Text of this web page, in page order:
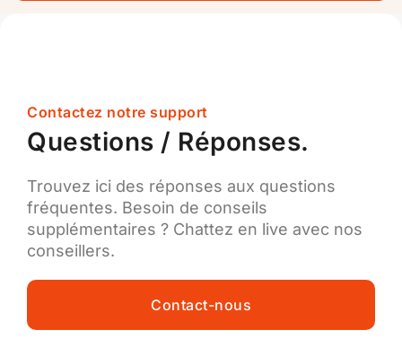
Contactez notre support
Questions / Réponses.
Trouvez ici des réponses aux questions
fréquentes. Besoin de conseils
supplémentaires ? Chattez en live avec nos
conseillers.
Contact-nous